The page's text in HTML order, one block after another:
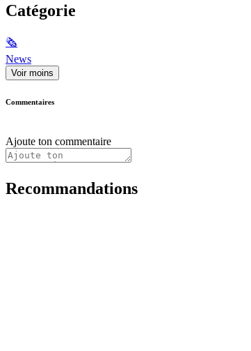
Catégorie
🗞
News
Voir moins
Commentaires
Ajoute ton commentaire
Recommandations